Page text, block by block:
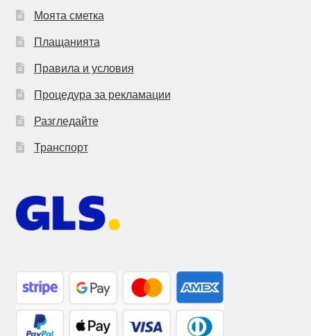
Моята сметка
Плащанията
Правила и условия
Процедура за рекламации
Разгледайте
Транспорт